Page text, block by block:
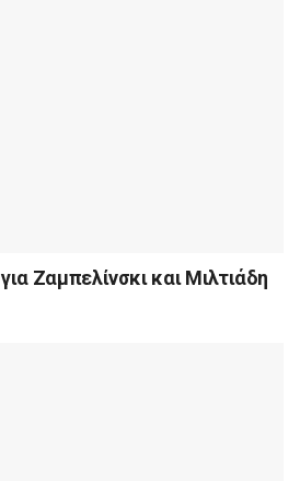
Ζαμπελίνσκι και Μιλτιάδη